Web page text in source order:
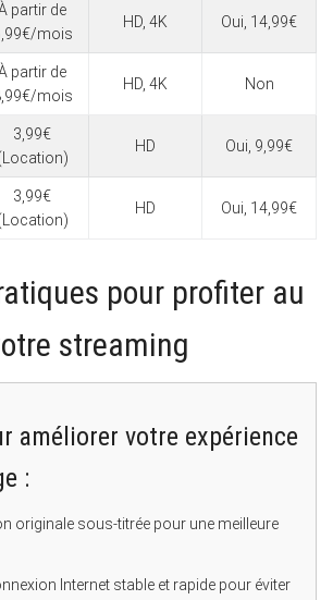
partir de
mois
HD, 4K Oui, 14,99€
partir de
mois
HD, 4K Non
3,99€
HD Oui, 9,99€
3,99€
HD Oui, 14,99€
pour profiter au
streaming
améliorer votre expérience
:
originale sous-titrée pour une meilleure
Internet stable et rapide pour éviter